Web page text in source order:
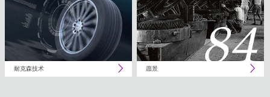
耐克森技术 愿景